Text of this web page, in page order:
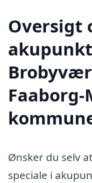
Oversigt
Ønsker du selv
speciale i